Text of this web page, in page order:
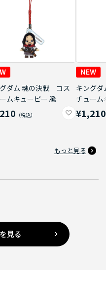
ダム 魂の決戦 コス
ムキューピー 騰
キング
チューム
¥1,210
もっと見る
見る